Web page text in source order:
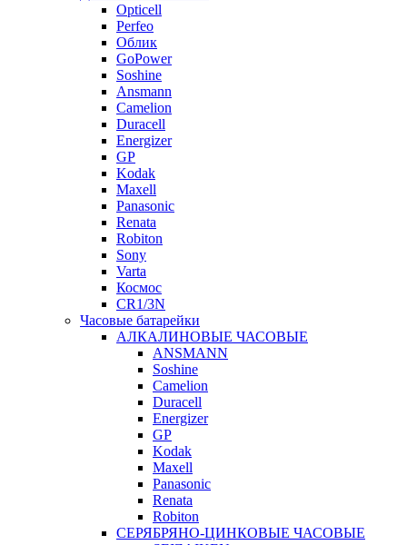
Opticell
Perfeo
Облик
GoPower
Soshine
Ansmann
Camelion
Duracell
Energizer
GP
Kodak
Maxell
Panasonic
Renata
Robiton
Sony
Varta
Космос
CR1/3N
Часовые батарейки
АЛКАЛИНОВЫЕ ЧАСОВЫЕ
ANSMANN
Soshine
Camelion
Duracell
Energizer
GP
Kodak
Maxell
Panasonic
Renata
Robiton
СЕРЯБРЯНО-ЦИНКОВЫЕ ЧАСОВЫЕ